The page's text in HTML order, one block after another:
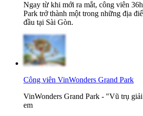
Ngay từ khi mới ra mắt, công viên
Park trở thành một trong những địa
đầu tại Sài Gòn.
Công viên VinWonders Grand Park
VinWonders Grand Park - "Vũ trụ
em